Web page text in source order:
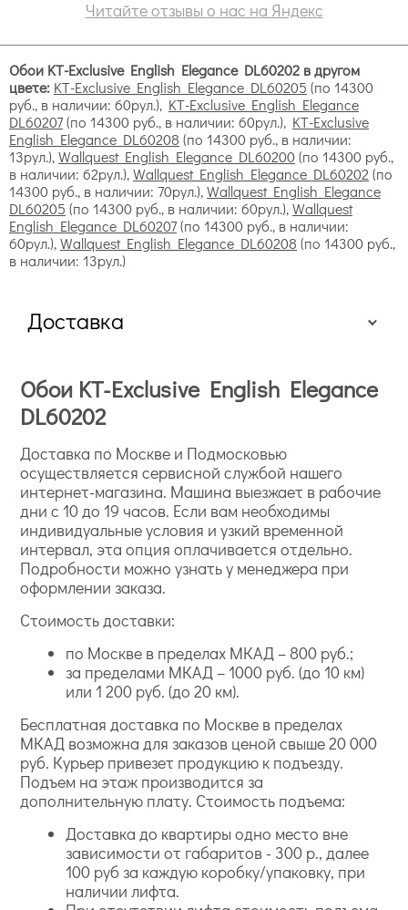
трехслойные, напоминают велюр, эффектны в
спальне, кабинете.
Коллекции бумажных покрытий
Classique и Monte Carlo – предназначенные для
спален;
Tales for Kids с нежным фоном и рисунками – для
детских;
Discovery с рисунками животных и растений –
универсальны для детей и взрослых;
Mulberry Place с покрытиями для легкой уборки –
хороши для гостиных и кабинетов.
Виниловые полотна
Vintage style Textures Texture Gallery
Maui Maui Fusion French
Impressionist
Essence
Читайте отзывы о нас на Яндекс
Обои KT-Exclusive English Elegance DL60202 в другом
цвете: KT-Exclusive English Elegance DL60205 (по 14300
руб., в наличии: 60рул.), KT-Exclusive English Elegance
DL60207(по 14300 руб., в наличии: 60рул.), KT-Exclusive
English Elegance DL60208 (по 14300 руб., в наличии:
13рул.),Wallquest English Elegance DL60200(по 14300 руб.,
в наличии: 62рул.),Wallquest English Elegance DL60202 (по
14300 руб., в наличии: 70рул.),Wallquest English Elegance
DL60205 (по 14300 руб., в наличии: 60рул.),Wallquest
English Elegance DL60207(по 14300 руб., в наличии:
60рул.),Wallquest English Elegance DL60208 (по 14300 руб.,
в наличии: 13рул.)
Доставка
Обои KT-Exclusive English Elegance
DL60202
Доставка по Москве и Подмосковью
осуществляется сервисной службой нашего
интернет-магазина. Машина выезжает в рабочие
дни с 10 до 19 часов. Если вам необходимы
индивидуальные условия и узкий временной
интервал, эта опция оплачивается отдельно.
Подробности можно узнать у менеджера при
оформлении заказа.
Стоимость доставки:
по Москве в пределах МКАД – 800 руб.;
за пределами МКАД – 1000 руб. (до 10 км)
или 1 200 руб. (до 20 км).
Бесплатная доставка по Москве в пределах
МКАД возможна для заказов ценой свыше 20 000
руб. Курьер привезет продукцию к подъезду.
Подъем на этаж производится за
дополнительную плату. Стоимость подъема:
Доставка до квартиры одно место вне
зависимости от габаритов - 300 р., далее
100 руб за каждую коробку/упаковку, при
наличии лифта.